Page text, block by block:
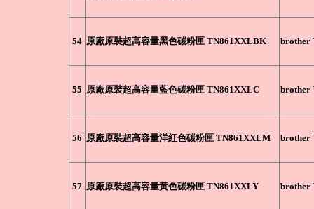
54 原廠原裝超高容量黑色碳粉匣 TN861XXLBK brother
55 原廠原裝超高容量藍色碳粉匣 TN861XXLC brother
56 原廠原裝超高容量洋紅色碳粉匣 TN861XXLM brother
57 原廠原裝超高容量黃色碳粉匣 TN861XXLY brother